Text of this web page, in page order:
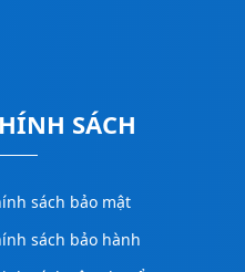
SÁCH
sách bảo mật
sách bảo hành